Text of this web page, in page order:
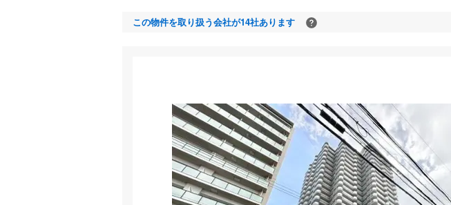
この物件を取り扱う会社が14社あります
資料をもらう 無料